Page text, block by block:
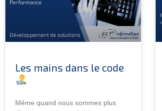
Les mains dans le code
Même quand nous sommes plus